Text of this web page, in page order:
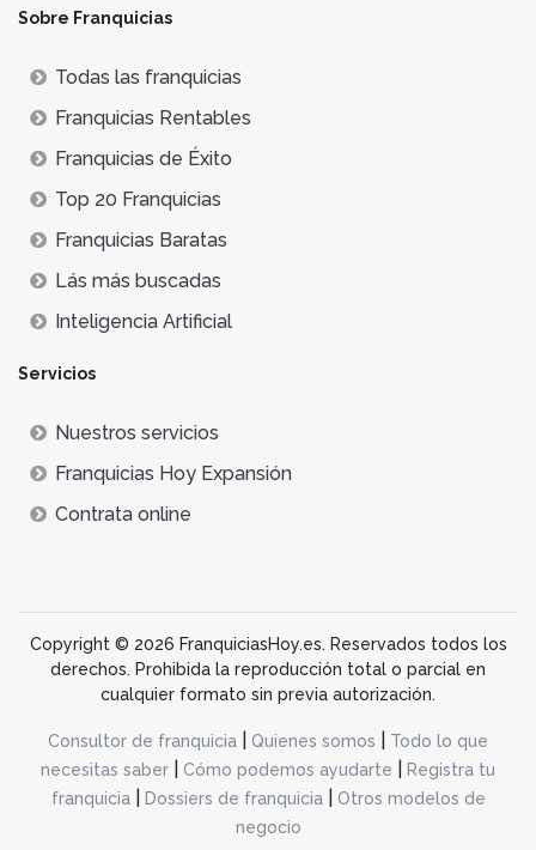
Sobre Franquicias
Todas las franquicias
Franquicias Rentables
Franquicias de Éxito
Top 20 Franquicias
Franquicias Baratas
Lás más buscadas
Inteligencia Artificial
Servicios
Nuestros servicios
Franquicias Hoy Expansión
Contrata online
Copyright © 2026 FranquiciasHoy.es. Reservados todos los
derechos. Prohibida la reproducción total o parcial en
cualquier formato sin previa autorización.
Consultor de franquicia Quienes somos
Todo lo que
necesitas saber
Cómo podemos ayudarte
Registra tu
franquicia| Dossiers de franquicia|
Otros modelos de
negocio